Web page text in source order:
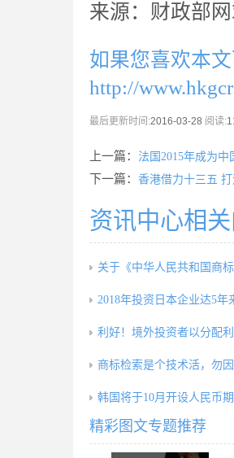
来源：财政部
如果您喜欢本
http://
最后更新时间:2016-03-28 阅读:
上一篇： 法国2015年成为
下一篇： 香港借力十三五
资讯中心相
关于《中华人民共和国商
2018年投资日本企业达5年
利好！境外投资者以分配
商标检索是个技术活，勿
韩国将于10月开设人民币
精彩图文专题推荐